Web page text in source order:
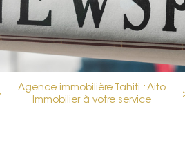
Agence immobilière Tahiti : Aito
Immobilier à votre service